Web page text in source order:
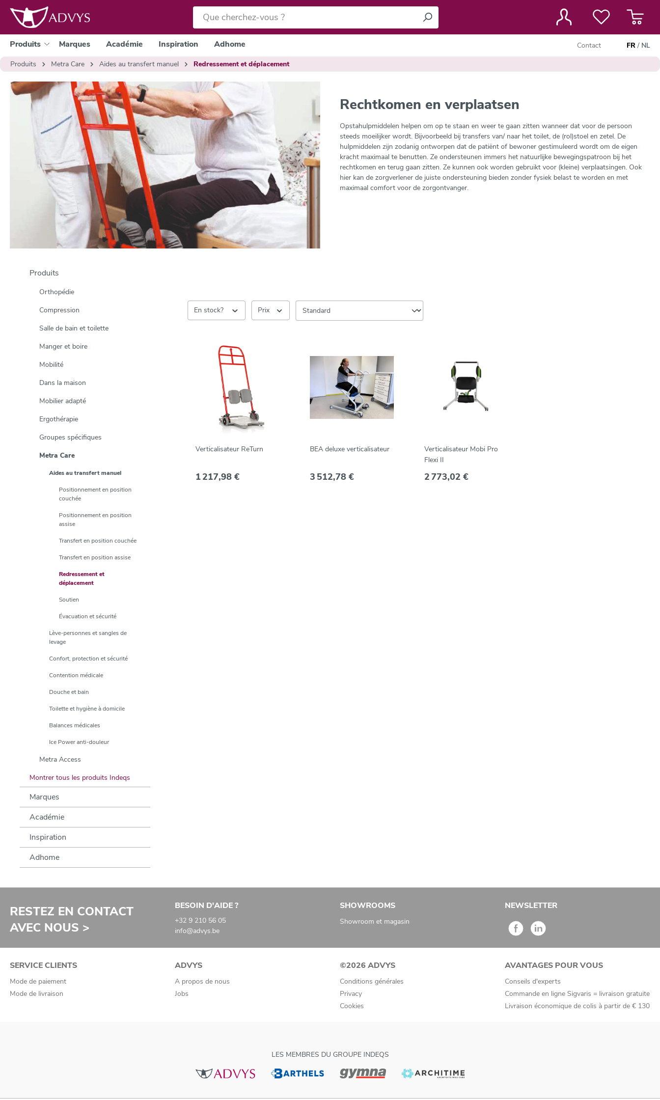
recherche Passer à la navigation principale
Produits Marques Académie Inspiration Adhome Contact FR / NL
Produits
Metra Care Aides au transfert manuel Redressement et déplacement
Rechtkomen en verplaatsen
Opstahulpmiddelen helpen om op te staan en weer te gaan zitten wanneer dat voor de persoon
steeds moeilijker wordt. Bijvoorbeeld bij transfers van/ naar het toilet, de (rol)stoel en zetel. De
hulpmiddelen zijn zodanig ontworpen dat de patiënt of bewoner gestimuleerd wordt om de eigen
kracht maximaal te benutten. Ze ondersteunen immers het natuurlijke bewegingspatroon bij het
rechtkomen en terug gaan zitten. Ze kunnen ook worden gebruikt voor (kleine) verplaatsingen. Ook
hier kan de zorgverlener de juiste ondersteuning bieden zonder fysiek belast te worden en met
maximaal comfort voor de zorgontvanger.
Produits
Orthopédie
Compression
Salle de bain et toilette
Manger et boire
Mobilité
Dans la maison
Mobilier adapté
Ergothérapie
Groupes spécifiques
Metra Care
Aides au transfert manuel
Positionnement en position
couchée
Positionnement en position
assise
Transfert en position couchée
Transfert en position assise
Redressement et
déplacement
Soutien
Évacuation et sécurité
Lève-personnes et sangles de
levage
Confort, protection et sécurité
Contention médicale
Douche et bain
Toilette et hygiène à domicile
Balances médicales
Ice Power anti-douleur
Metra Access
Montrer tous les produits Indeqs
Marques
Académie
Inspiration
Adhome
En stock? Prix
Verticalisateur ReTurn
1 217,98 €
BEA deluxe verticalisateur
3 512,78 €
Verticalisateur Mobi Pro
Flexi II
2 773,02 €
RESTEZ EN CONTACT
AVEC NOUS >
BESOIN D'AIDE ?
+32 9 210 56 05
info@advys.be
SHOWROOMS
Showroom et magasin
NEWSLETTER
SERVICE CLIENTS
Mode de paiement
Mode de livraison
ADVYS
A propos de nous
Jobs
©2026 ADVYS
Conditions générales
Privacy
Cookies
AVANTAGES POUR VOUS
Conseils d'experts
Commande en ligne Sigvaris = livraison gratuite
Livraison économique de colis à partir de € 130
LES MEMBRES DU GROUPE INDEQS